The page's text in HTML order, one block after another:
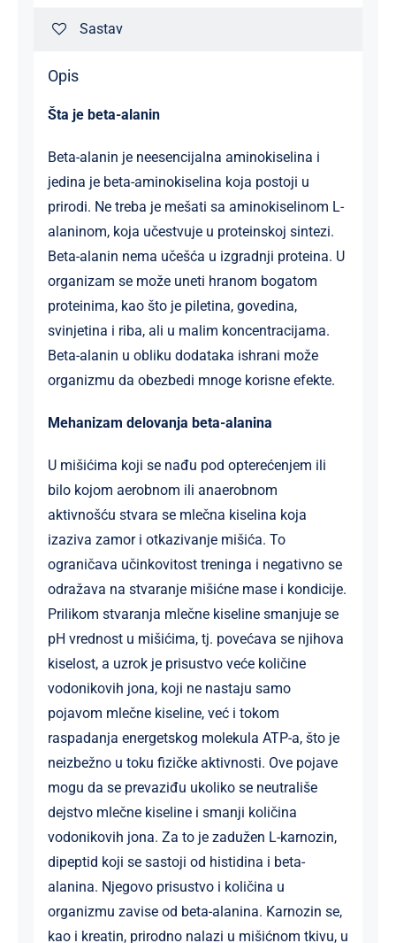
Sastav
Opis
Šta je beta-alanin
Beta-alanin je neesencijalna aminokiselina i
jedina je beta-aminokiselina koja postoji u
prirodi. Ne treba je mešati sa aminokiselinom L-
alaninom, koja učestvuje u proteinskoj sintezi.
Beta-alanin nema učešća u izgradnji proteina. U
organizam se može uneti hranom bogatom
proteinima, kao što je piletina, govedina,
svinjetina i riba, ali u malim koncentracijama.
Beta-alanin u obliku dodataka ishrani može
organizmu da obezbedi mnoge korisne efekte.
Mehanizam delovanja beta-alanina
U mišićima koji se nađu pod opterećenjem ili
bilo kojom aerobnom ili anaerobnom
aktivnošću stvara se mlečna kiselina koja
izaziva zamor i otkazivanje mišića. To
ograničava učinkovitost treninga i negativno se
odražava na stvaranje mišićne mase i kondicije.
Prilikom stvaranja mlečne kiseline smanjuje se
pH vrednost u mišićima, tj. povećava se njihova
kiselost, a uzrok je prisustvo veće količine
vodonikovih jona, koji ne nastaju samo
pojavom mlečne kiseline, već i tokom
raspadanja energetskog molekula ATP-a, što je
neizbežno u toku fizičke aktivnosti. Ove pojave
mogu da se prevaziđu ukoliko se neutrališe
dejstvo mlečne kiseline i smanji količina
vodonikovih jona. Za to je zadužen L-karnozin,
dipeptid koji se sastoji od histidina i beta-
alanina. Njegovo prisustvo i količina u
organizmu zavise od beta-alanina. Karnozin se,
kao i kreatin, prirodno nalazi u mišićnom tkivu, u